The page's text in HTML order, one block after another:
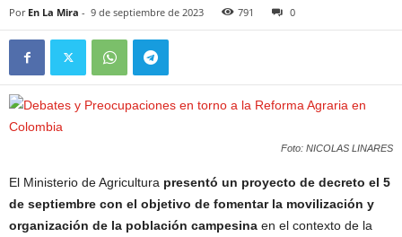
Por En La Mira - 9 de septiembre de 2023 791 0
Foto: NICOLAS LINARES
El Ministerio de Agricultura presentó un proyecto de decreto el 5
de septiembre con el objetivo de fomentar la movilización y
organización de la población campesina en el contexto de la